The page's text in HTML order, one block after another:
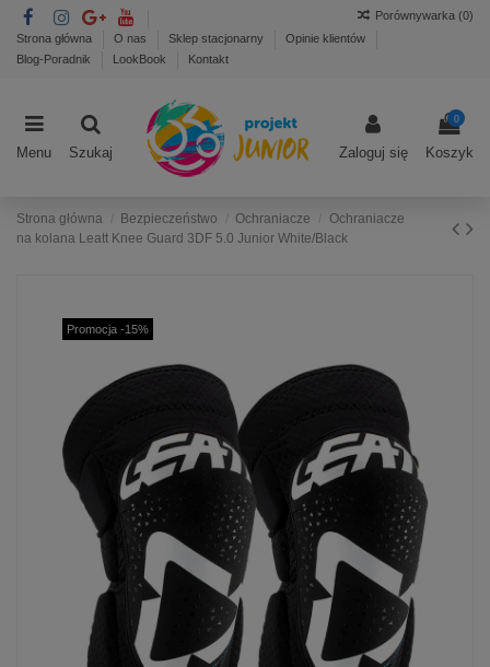
Strona główna O nas Sklep stacjonarny
Opinie klientów
Blog-Poradnik
LookBook Kontakt
Porównywarka (0)
Menu Szukaj Zaloguj się
0
Koszyk
Strona główna Bezpieczeństwo Ochraniacze
Ochraniacze
na kolana Leatt Knee Guard 3DF 5.0 Junior White/Black
Promocja -15%